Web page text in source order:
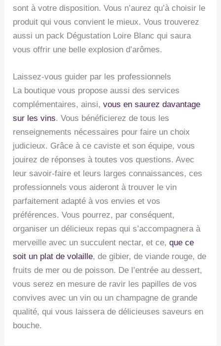
sont à votre disposition. Vous n’aurez qu’à choisir le
produit qui vous convient le mieux. Vous trouverez
aussi un pack Dégustation Loire Blanc qui saura
vous offrir une belle explosion d’arômes.
Laissez-vous guider par les professionnels
La boutique vous propose aussi des services
complémentaires, ainsi,vous en saurez davantage
sur les vins. Vous bénéficierez de tous les
renseignements nécessaires pour faire un choix
judicieux. Grâce à ce caviste et son équipe, vous
jouirez de réponses à toutes vos questions. Avec
leur savoir-faire et leurs larges connaissances, ces
professionnels vous aideront à trouver le vin
parfaitement adapté à vos envies et vos
préférences. Vous pourrez, par conséquent,
organiser un délicieux repas qui s’accompagnera à
merveille avec un succulent nectar, et ce,que ce
soit un plat de volaille, de gibier, de viande rouge, de
fruits de mer ou de poisson. De l’entrée au dessert,
vous serez en mesure de ravir les papilles de vos
convives avec un vin ou un champagne de grande
qualité, qui vous laissera de délicieuses saveurs en
bouche.